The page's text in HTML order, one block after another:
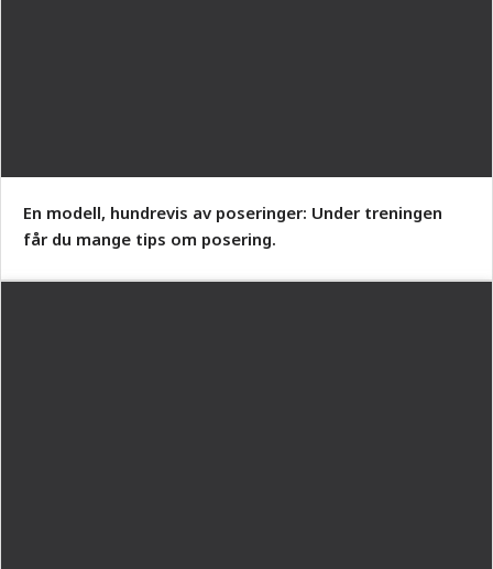
En modell, hundrevis av poseringer: Under treningen
får du mange tips om posering.